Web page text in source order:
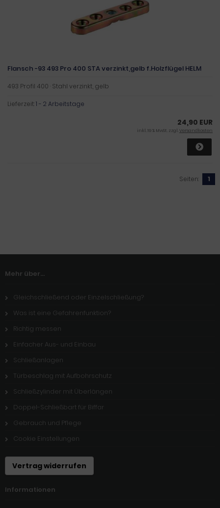
Flansch -93 493 Pro 400 STA verzinkt,gelb f.Holzflügel HELM
493 Profil 400 · Stahl verzinkt, gelb
Lieferzeit:1 - 2 Arbeitstage
24,90 EUR
inkl. 19 % MwSt. zzgl.Versandkosten
Seiten: 1
Mehr über...
Gleichschließend oder Einzelschließung?
Was ist eine Gefahrenfunktion?
Richtig messen
Einfacher Aus- und Einbau
Schließanlagen
Türbeschlag mit Aufbohrschutz
Schließzylinder mit Überlängen
Doppel-Schließbart für Biffar
Gebrauch und Pflege
Cookie Einstellungen
Vertrag widerrufen
Informationen